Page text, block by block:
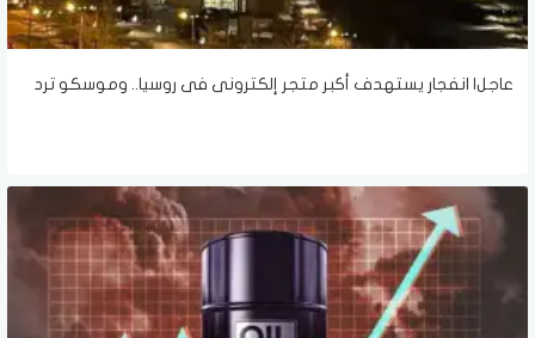
عاجل| انفجار يستهدف أكبر متجر إلكترونى فى روسيا.. وموسكو ترد